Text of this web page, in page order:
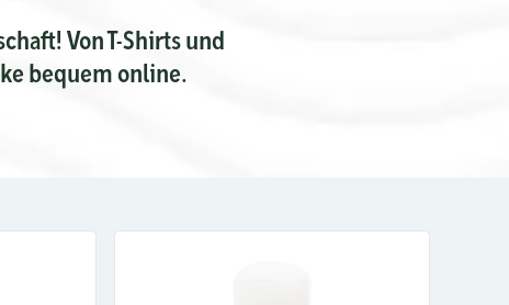
Von T-Shirts und
bequem online.